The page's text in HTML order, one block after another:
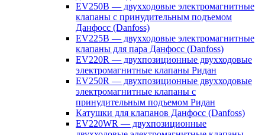
EV250B — двухходовые электромагнитные
клапаны с принудительным подъемом
Данфосс (Danfoss)
EV225B — двухходовые электромагнитные
клапаны для пара Данфосс (Danfoss)
EV220R — двухпозиционные двухходовые
электромагнитные клапаны Ридан
EV250R — двухпозиционные двухходовые
электромагнитные клапаны с
принудительным подъемом Ридан
Катушки для клапанов Данфосс (Danfoss)
EV220WR — двухпозиционные